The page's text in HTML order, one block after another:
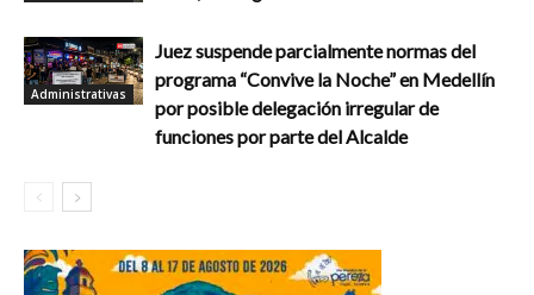
Administrativas
Juez suspende parcialmente normas del
programa “Convive la Noche” en Medellín
por posible delegación irregular de
funciones por parte del Alcalde